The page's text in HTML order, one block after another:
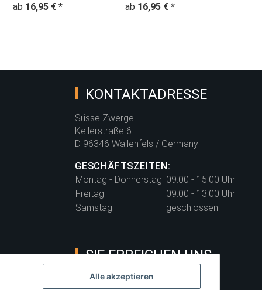
Alle akzeptieren
ab 16,95 € *
mitwachsen jeansblau
ab 16,95 € *
KONTAKTADRESSE
Süsse Zwerge
Kellerstraße 6
D 96346 Wallenfels / Germany
GESCHÄFTSZEITEN:
Montag - Donnerstag: 09:00 - 15:00 Uhr
Freitag:
09:00 - 13:00 Uhr
Samstag:
geschlossen
SIE ERREICHEN UNS